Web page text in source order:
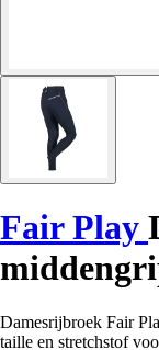
Fair Play
Damesrijbroek Fair
taille en stretchstof